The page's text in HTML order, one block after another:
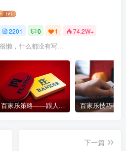
2201 0 1 74.2W+
懒，什么都没有写...
百家乐策略——跟人胜过跟路
下一篇